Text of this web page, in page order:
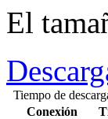
El
Tiempo de
Conexión